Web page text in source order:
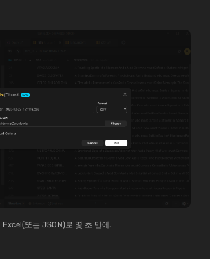
Excel(또는 JSON)로 몇 초 만에.